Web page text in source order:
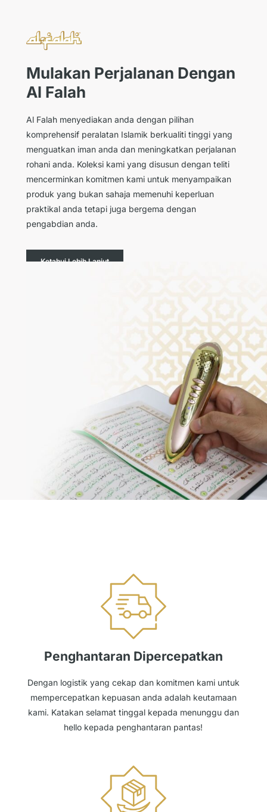
Mulakan Perjalanan Dengan
Al Falah
Al Falah menyediakan anda dengan pilihan
komprehensif peralatan Islamik berkualiti tinggi yang
menguatkan iman anda dan meningkatkan perjalanan
rohani anda. Koleksi kami yang disusun dengan teliti
mencerminkan komitmen kami untuk menyampaikan
produk yang bukan sahaja memenuhi keperluan
praktikal anda tetapi juga bergema dengan
pengabdian anda.
Ketahui Lebih Lanjut
Penghantaran Dipercepatkan
Dengan logistik yang cekap dan komitmen kami untuk
mempercepatkan kepuasan anda adalah keutamaan
kami. Katakan selamat tinggal kepada menunggu dan
hello kepada penghantaran pantas!